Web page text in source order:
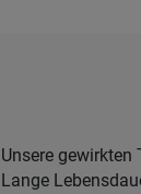
Unsere gewirkten
Lange